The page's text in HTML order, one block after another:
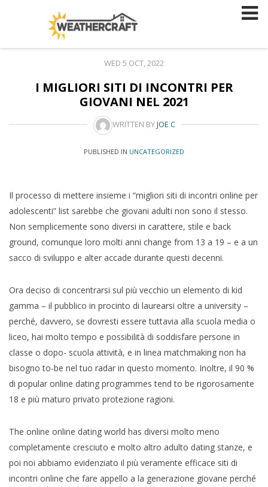
WED 5 OCT, 2022
I MIGLIORI SITI DI INCONTRI PER
GIOVANI NEL 2021
WRITTEN BYJOE C
PUBLISHED IN UNCATEGORIZED
Il processo di mettere insieme i “migliori siti di incontri online per
adolescenti” list sarebbe che giovani adulti non sono il stesso.
Non semplicemente sono diversi in carattere, stile e back
ground, comunque loro molti anni change from 13 a 19 – e a un
sacco di sviluppo e alter accade durante questi decenni.
Ora deciso di concentrarsi sul più vecchio un elemento di kid
gamma – il pubblico in procinto di laurearsi oltre a university –
perché, davvero, se dovresti essere tuttavia alla scuola media o
liceo, hai molto tempo e possibilità di soddisfare persone in
classe o dopo- scuola attività, e in linea matchmaking non ha
bisogno to-be nel tuo radar in questo momento. Inoltre, il 90 %
di popular online dating programmes tend to be rigorosamente
18 e più maturo privato protezione ragioni.
The online online dating world has diversi molto meno
completamente cresciuto e molto altro adulto dating stanze, e
poi noi abbiamo evidenziato il più veramente efficace siti di
incontri online che fare appello a la generazione giovane perché